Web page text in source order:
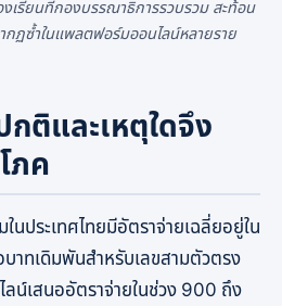
รียนที่กองบรรณาธิการรวบรวม สะท้อน
ฏซ้ำในแพลตฟอร์มออนไลน์หลายราย
ติและเหตุใดจึง
ภค
นประเทศไทยมีอัตราจ่ายเฉลี่ยอยู่ใน
าทเดิมพันสำหรับเลขสามตัวตรง
น์เสนออัตราจ่ายในช่วง 900 ถึง